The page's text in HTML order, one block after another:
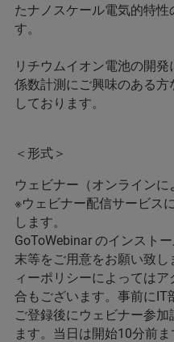
たナノスケール電気的特
す。
リチウムイオン電池の開
係数計測にご興味のある
しております。
＜形式＞
ウェビナー（オンラインに
※ウェビナー配信サービス
します。
GoToWebinar のインスト
末等をご用意をお願い致
ィーポリシーによっては
合もございます。事前にIT
ご登録後にウェビナー参
ます。当日は開始10分前